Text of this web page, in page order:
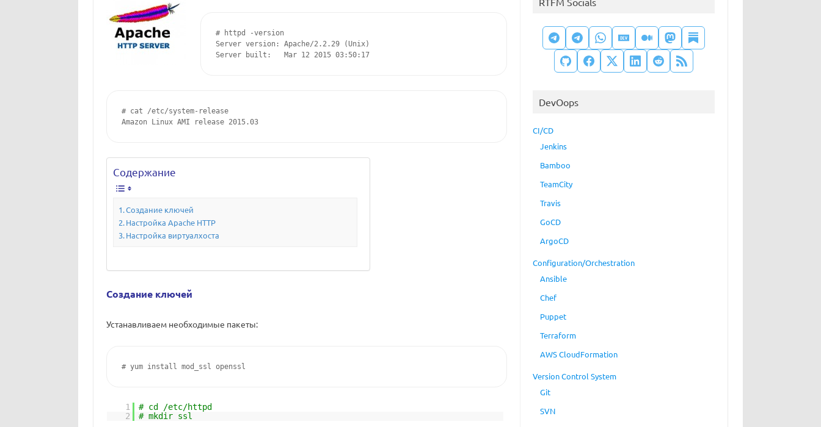
# httpd -version
Server version: Apache/2.2.29 (Unix)
Server built:   Mar 12 2015 03:50:17
# cat /etc/system-release
Amazon Linux AMI release 2015.03
Содержание
Создание ключей
Настройка Apache HTTP
Настройка виртуалхоста
Создание ключей
Устанавливаем необходимые пакеты:
# yum install mod_ssl openssl
1
# cd /etc/httpd
2
# mkdir ssl
DevOops
CI/CD
Jenkins
Bamboo
TeamCity
Travis
GoCD
ArgoCD
Configuration/Orchestration
Ansible
Chef
Puppet
Terraform
AWS CloudFormation
Version Control System
Git
SVN